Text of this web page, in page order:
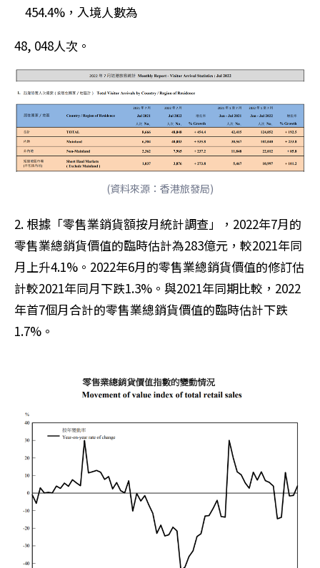
454.4%，入境人數為
48, 048人次。
(資料來源：香港旅發局)
2. 根據「零售業銷貨額按月統計調查」，2022年7月的
零售業總銷貨價值的臨時估計為283億元，較2021年同
月上升4.1%。2022年6月的零售業總銷貨價值的修訂估
計較2021年同月下跌1.3%。與2021年同期比較，2022
年首7個月合計的零售業總銷貨價值的臨時估計下跌
1.7%。